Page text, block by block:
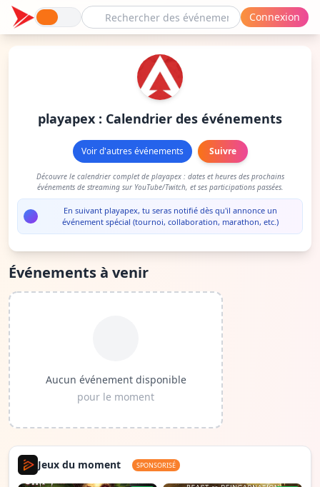
Connexion
playapex : Calendrier des événements
Voir d'autres événements Suivre
Découvre le calendrier complet de playapex : dates et heures des prochains
événements de streaming sur YouTube/Twitch, et ses participations passées.
En suivant playapex, tu seras notifié dès qu'il annonce un
événement spécial (tournoi, collaboration, marathon, etc.)
Événements à venir
Aucun événement disponible
pour le moment
Jeux du moment SPONSORISÉ